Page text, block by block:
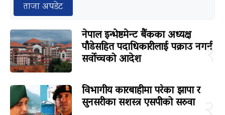
ताजा अपडेट
१
नेपाल इन्भेष्टमेन्ट बैंकका अध्यक्ष
पाँडेसहित पदाधिकारीलाई पक्राउ नगर्न
सर्वोच्चको आदेश
विभागीय कारबाहीमा परेका झापा र
सुनसरीका सशस्त्र एसपीको सरुवा